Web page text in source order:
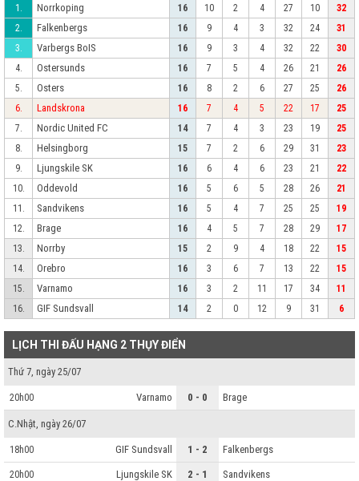
1. Norrkoping 16 10 2 4 27 10
32
2.
Falkenbergs 16 9 4 3 32 24
31
3.
Varbergs BoIS 16 9 3 4 32 22
30
4.
Ostersunds 16 7 5 4 26 21
26
5.
Osters 16 8 2 6 27 25
26
6.
Landskrona 16 7 4 5 22 17
25
7.
Nordic United FC 14 7 4 3 23 19
25
8.
Helsingborg 15 7 2 6 29 31
23
9.
Ljungskile SK 16 6 4 6 23 21
22
10.
Oddevold 16 5 6 5 28 26
21
11.
Sandvikens 16 5 4 7 25 25
19
12.
Brage 16 4 5 7 28 29
17
13.
Norrby 15 2 9 4 18 22
15
14.
Orebro 16 3 6 7 13 22
15
15.
Varnamo 16 3 2 11 17 34
11
16.
GIF Sundsvall 14 2 0 12 9 31 6
LỊCH THI ĐẤU HẠNG 2 THỤY ĐIỂN
Thứ 7, ngày 25/07
20h00 Varnamo 0 - 0 Brage
C.Nhật, ngày 26/07
18h00 GIF Sundsvall 1 - 2 Falkenbergs
20h00 Ljungskile SK 2 - 1 Sandvikens